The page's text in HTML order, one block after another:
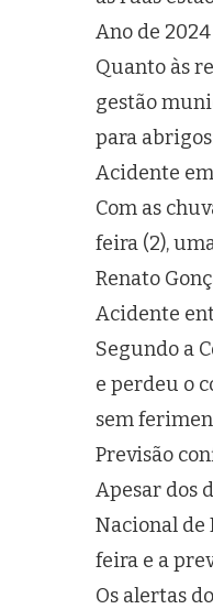
Ano de
Quanto às
gestão
para
Acidente
Com as
feira (2),
Renato
Acidente
Segundo a
e perdeu o
sem
Previsão
Apesar dos
Nacional de
feira e a
Os alertas